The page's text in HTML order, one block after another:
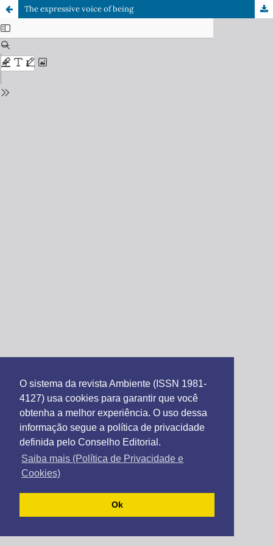
O sistema da revista Ambiente (ISSN 1981-
4127) usa cookies para garantir que você
obtenha a melhor experiência. O uso dessa
informação segue a política de privacidade
definida pelo Conselho Editorial.
Saiba mais (Política de Privacidade e
Cookies)
Ok
The expressive voice of being